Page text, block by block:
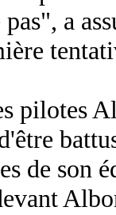
", a
pilotes
de son